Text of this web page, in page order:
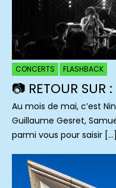
CONCERTS FLASHBACK
📷 RETOUR SUR
Au mois de mai, c’est
Guillaume Gesret,
parmi vous pour saisir […]